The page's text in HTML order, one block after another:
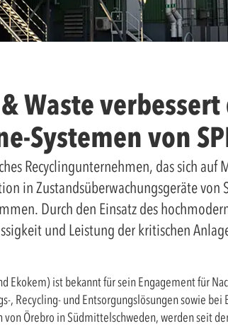
Waste
Systemen von
Recyclingunternehmen, das sich
in Zustandsüberwachungsgeräte von
Durch den Einsatz des
und Leistung der kritischen
Ekokem) ist bekannt für sein Engagement für
, Recycling- und Entsorgungslösungen sowie
Örebro in Südmittelschweden, werden seit